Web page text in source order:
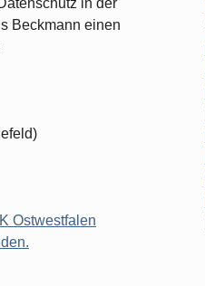
in der
Beckmann einen
Ostwestfalen